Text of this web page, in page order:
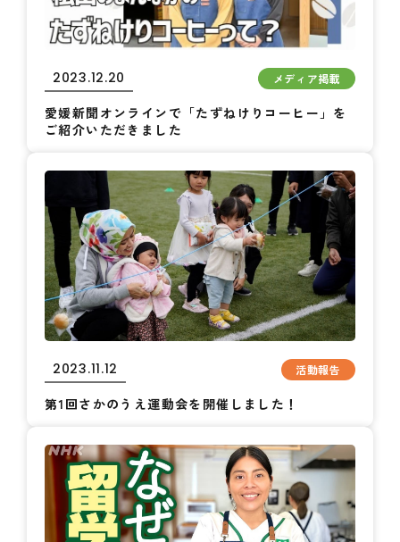
2023.12.20 メディア掲載
愛媛新聞オンラインで「たずねけりコーヒー」を
ご紹介いただきました
2023.11.12 活動報告
第1回さかのうえ運動会を開催しました！